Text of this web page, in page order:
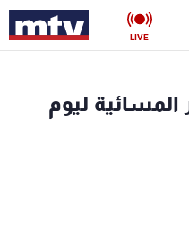
LIVE
ليوم